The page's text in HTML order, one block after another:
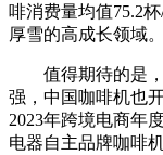
啡消费量均值75.2
厚雪的高成长领域。
值得期待的是，
强，中国咖啡机也
2023年跨境电商年
电器自主品牌咖啡